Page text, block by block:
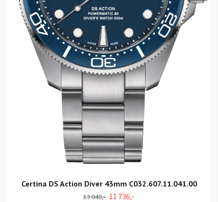
Certina DS Action Diver 43mm C032.607.11.041.00
13 040,- 11 736,-